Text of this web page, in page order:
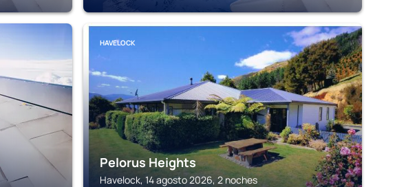
HAVELOCK
Pelorus Heights
Havelock, 14 agosto 2026, 2 noches